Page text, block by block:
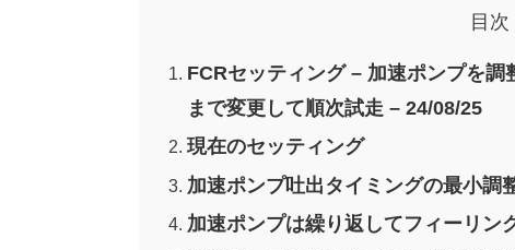
目次
FCRセッティング – 加速ポンプを
まで変更して順次試走 – 24/08/25
現在のセッティング
加速ポンプ吐出タイミングの最小調
加速ポンプは繰り返してフィーリン